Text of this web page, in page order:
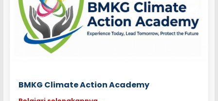
BMKG Climate Action Academy